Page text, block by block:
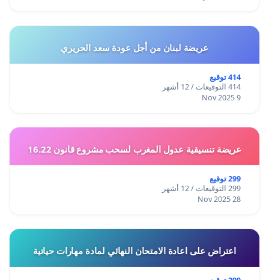
عريضة لبنان من أجل عودة سعد الحريري
414 توقيع
414 التوقيعات / 12 أشهر
9 Nov 2025
عريضة تنسيقية عدول المغرب لسحب مشروع قانون 16.22
299 توقيع
299 التوقيعات / 12 أشهر
28 Nov 2025
اعتراض على اعادة الامتحان النهائي لمادة مهارات حياتية